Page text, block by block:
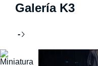
Galería K3
-